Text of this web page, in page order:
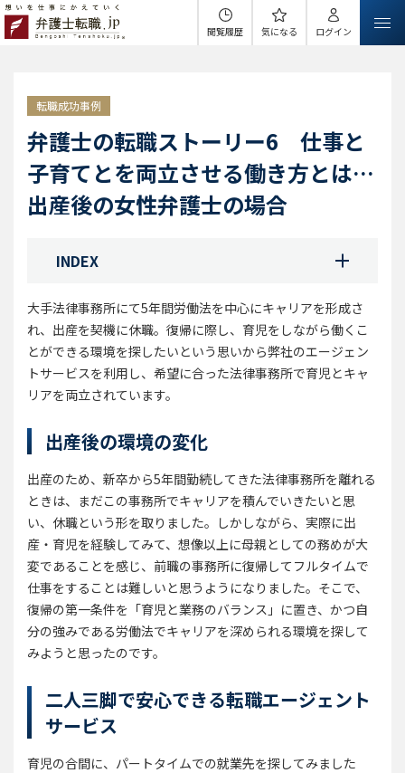
閲覧履歴 気になる ログイン
転職成功事例
弁護士の転職ストーリー6 仕事と
子育てとを両立させる働き方とは…
出産後の女性弁護士の場合
INDEX
大手法律事務所にて5年間労働法を中心にキャリアを形成さ
れ、出産を契機に休職。復帰に際し、育児をしながら働くこ
とができる環境を探したいという思いから弊社のエージェン
トサービスを利用し、希望に合った法律事務所で育児とキャ
リアを両立されています。
出産後の環境の変化
出産のため、新卒から5年間勤続してきた法律事務所を離れる
ときは、まだこの事務所でキャリアを積んでいきたいと思
い、休職という形を取りました。しかしながら、実際に出
産・育児を経験してみて、想像以上に母親としての務めが大
変であることを感じ、前職の事務所に復帰してフルタイムで
仕事をすることは難しいと思うようになりました。そこで、
復帰の第一条件を「育児と業務のバランス」に置き、かつ自
分の強みである労働法でキャリアを深められる環境を探して
みようと思ったのです。
二人三脚で安心できる転職エージェント
サービス
育児の合間に、パートタイムでの就業先を探してみました